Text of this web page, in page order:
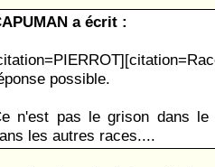
a écrit :
possible.
n'est pas le grison dans le
les autres races....